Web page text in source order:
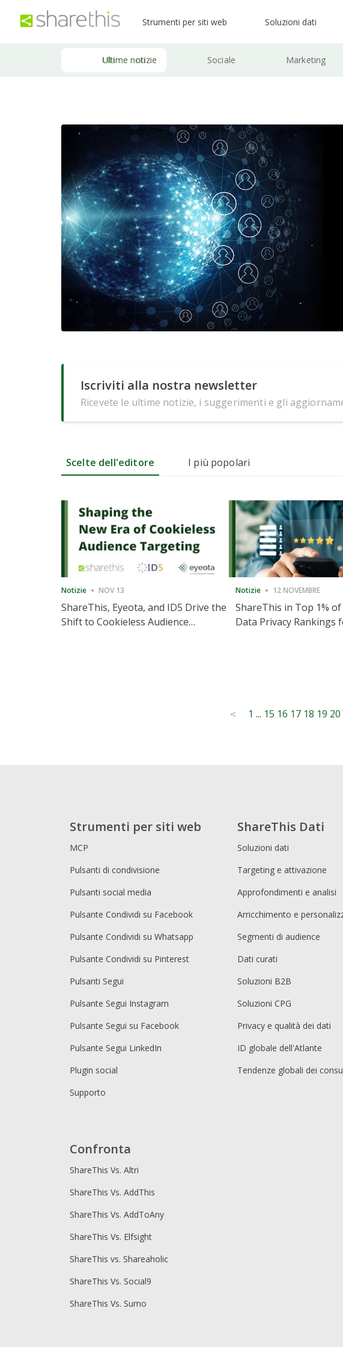
Strumenti per siti web Soluzioni dati
Ultime notizie Sociale Marketing
Iscriviti alla nostra newsletter
Ricevete le ultime notizie, i suggerimenti e gli
Scelte dell'editore I più popolari
Notizie NOV 13
ShareThis, Eyeota, and ID5 Drive the
Shift to Cookieless Audience
Notizie 12 NOVEMBRE
ShareThis in Top 1%
Data Privacy Rankings
< 1 ... 15 16 17 18 19 20
Strumenti per siti web
MCP
Pulsanti di condivisione
Pulsanti social media
Pulsante Condividi su Facebook
Pulsante Condividi su Whatsapp
Pulsante Condividi su Pinterest
Pulsanti Segui
Pulsante Segui Instagram
Pulsante Segui su Facebook
Pulsante Segui LinkedIn
Plugin social
Supporto
ShareThis Dati
Soluzioni dati
Targeting e attivazione
Approfondimenti e analisi
Arricchimento e
Segmenti di audience
Dati curati
Soluzioni B2B
Soluzioni CPG
Privacy e qualità dei dati
ID globale dell'Atlante
Tendenze globali dei
Confronta
ShareThis Vs. Altri
ShareThis Vs. AddThis
ShareThis Vs. AddToAny
ShareThis Vs. Elfsight
ShareThis vs. Shareaholic
ShareThis Vs. Social9
ShareThis Vs. Sumo